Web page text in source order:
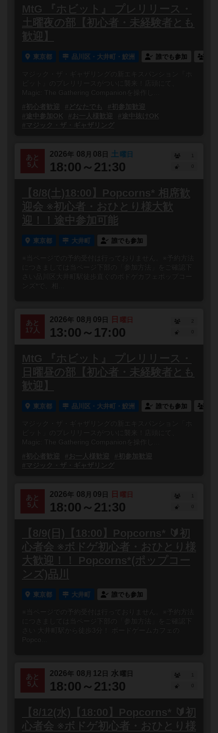
MtG 『ホビット』 プレリリース・
土曜夜の部【初心者・未経験者とも
歓迎】
東京都 品川区・大井町・鮫洲 誰でも参加
マジック・ザ・ギャザリングの新エキスパンション『ホ
ビット』のプレリリースがついに襲来！店頭にて、
Magic: The Gathering Companionを操作し...
#初心者歓迎
#どなたでも
#初参加歓迎
#途中参加OK
#お一人様歓迎
#途中抜けOK
#マジック・ザ・ギャザリング
あと
5人
2026年 08 月 08 日 土 曜日
18:00～21:30
1
【8/8(土)18:00】Popcorns* 相席歓
迎会 ※初心者・おひとり様大歓
迎！！途中参加可能
東京都 大井町 誰でも参加
※当ページでの予約受付は行っておりません。※予約方法
につきましては当ページ下部の「参加方法」をご確認下
さい品川区大井町駅徒歩直ぐのボドゲカフェポップコー
あと
17人
2026年 08 月 09 日 日 曜日
13:00～17:00
2
MtG 『ホビット』 プレリリース・
日曜昼の部【初心者・未経験者とも
歓迎】
東京都 品川区・大井町・鮫洲 誰でも参加
マジック・ザ・ギャザリングの新エキスパンション「ホ
ビット」のプレリリースがついに襲来！店頭にて、
Magic: The Gathering Companionを操作し...
#初心者歓迎
#お一人様歓迎
#初参加歓迎
#マジック・ザ・ギャザリング
あと
5人
2026年 08 月 09 日 日 曜日
18:00～21:30
1
【8/9(日)【18:00】Popcorns* 🔰初
心者会 ※ボドゲ初心者・おひとり様
大歓迎！！ Popcorns*(ポップコー
ンズ)品川
東京都 大井町 誰でも参加
※当ページでの予約受付は行っておりません。※予約方法
につきましては当ページ下部の「参加方法」をご確認下
さい 大井町駅から徒歩3分！ ボードゲームカフェの
Popco...
あと
5人
2026年 08 月 12 日 水 曜日
18:00～21:30
1
【8/12(水)【18:00】Popcorns* 🔰初
心者会 ※ボドゲ初心者・おひとり様